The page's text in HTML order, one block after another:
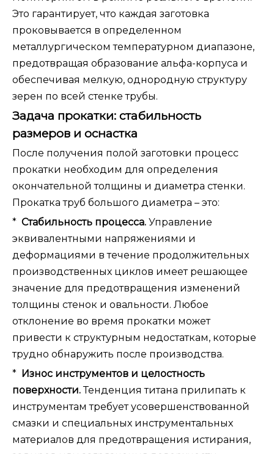
Это гарантирует, что каждая заготовка
проковывается в определенном
металлургическом температурном диапазоне,
предотвращая образование альфа-корпуса и
обеспечивая мелкую, однородную структуру
зерен по всей стенке трубы.
Задача прокатки: стабильность
размеров и оснастка
После получения полой заготовки процесс
прокатки необходим для определения
окончательной толщины и диаметра стенки.
Прокатка труб большого диаметра – это:
* Стабильность процесса. Управление
эквивалентными напряжениями и
деформациями в течение продолжительных
производственных циклов имеет решающее
значение для предотвращения изменений
толщины стенок и овальности. Любое
отклонение во время прокатки может
привести к структурным недостаткам, которые
трудно обнаружить после производства.
* Износ инструментов и целостность
поверхности.Тенденция титана прилипать к
инструментам требует усовершенствованной
смазки и специальных инструментальных
материалов для предотвращения истирания,